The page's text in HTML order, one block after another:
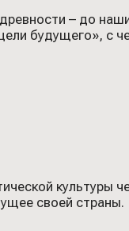
– до
будущего», с
культуры
своей страны.